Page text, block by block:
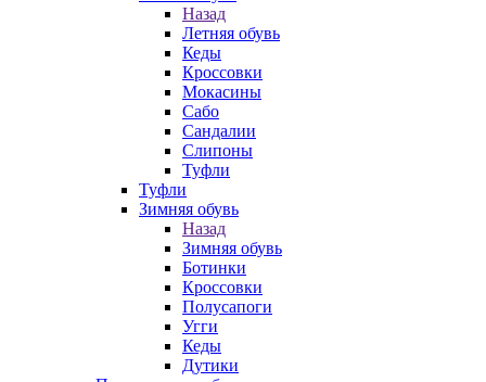
Назад
Летняя обувь
Кеды
Кроссовки
Мокасины
Сабо
Сандалии
Слипоны
Туфли
Туфли
Зимняя обувь
Назад
Зимняя обувь
Ботинки
Кроссовки
Полусапоги
Угги
Кеды
Дутики